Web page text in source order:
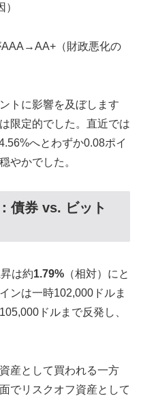
（財政悪化の
トに影響を及ぼします
限定的でした。直近では
へとわずか0.08ポイ
やかでした。
債券 vs. ビット
は約1.79% （相対）にと
ンは一時102,000ドルま
ドルまで反発し、
産として買われる一方
でリスクオフ資産として